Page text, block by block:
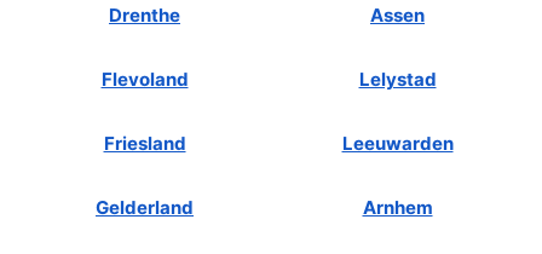
Drenthe Assen
Flevoland Lelystad
Friesland Leeuwarden
Gelderland Arnhem